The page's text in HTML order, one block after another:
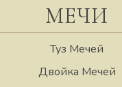
МЕЧИ
Туз Мечей
Двойка Мечей